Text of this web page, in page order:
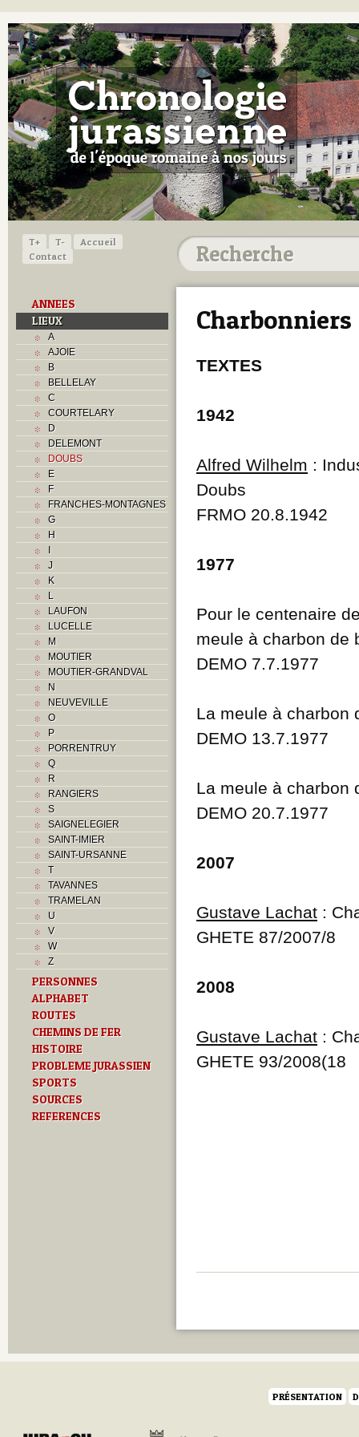
T+ T-
Accueil
Contact
ANNEES
LIEUX
A
AJOIE
B
BELLELAY
C
COURTELARY
D
DELEMONT
DOUBS
E
F
FRANCHES-MONTAGNES
G
H
I
J
K
L
LAUFON
LUCELLE
M
MOUTIER
MOUTIER-GRANDVAL
N
NEUVEVILLE
O
P
PORRENTRUY
Q
R
RANGIERS
S
SAIGNELEGIER
SAINT-IMIER
SAINT-URSANNE
T
TAVANNES
TRAMELAN
U
V
W
Z
PERSONNES
ALPHABET
ROUTES
CHEMINS DE FER
HISTOIRE
PROBLEME JURASSIEN
SPORTS
SOURCES
REFERENCES
Charbonniers
TEXTES
1942
Alfred Wilhelm :
Doubs
FRMO 20.8.1942
1977
Pour le centenaire
meule à charbon de
DEMO 7.7.1977
La meule à charbon
DEMO 13.7.1977
La meule à charbon
DEMO 20.7.1977
2007
Gustave Lachat :
GHETE 87/2007/8
2008
Gustave Lachat :
GHETE 93/2008(18
PRÉSENTATION